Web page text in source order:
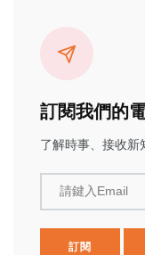
訂閱我們的
了解時事、接收新
請鍵入Email
訂閱